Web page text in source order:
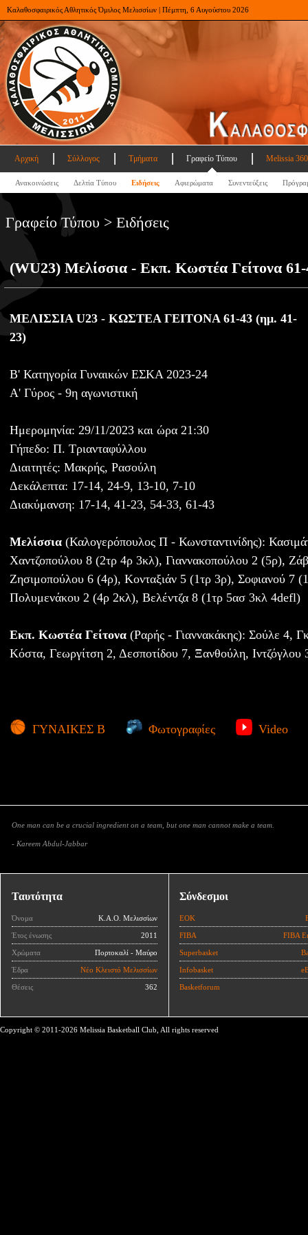
Καλαθοσφαιρικός Αθλητικός Όμιλος Μελισσίων | Πέμπτη, 6 Αυγούστου 2026
Αρχική Σύλλογος Τμήματα Γραφείο Τύπου Melissia
Ανακοινώσεις Δελτία Τύπου Ειδήσεις Αφιερώματα Συνεντεύξεις
Γραφείο Τύπου > Ειδήσεις
(WU23) Μελίσσια - Εκπ. Κωστέα Γείτονα
ΜΕΛΙΣΣΙΑ U23 - ΚΩΣΤΕΑ ΓΕΙΤΟΝΑ 61-43 (ημ. 41-
23)
Β' Κατηγορία Γυναικών ΕΣΚΑ 2023-24
Α' Γύρος - 9η αγωνιστική
Ημερομηνία: 29/11/2023 και ώρα 21:30
Γήπεδο: Π. Τριανταφύλλου
Διαιτητές: Μακρής, Ρασούλη
Δεκάλεπτα: 17-14, 24-9, 13-10, 7-10
Διακύμανση: 17-14, 41-23, 54-33, 61-43
Μελίσσια (Καλογερόπουλος Π - Κωνσταντινίδης):
Χαντζοπούλου 8 (2τρ 4ρ 3κλ), Γιαννακοπούλου 2 (5ρ),
Ζησιμοπούλου 6 (4ρ), Κονταξιάν 5 (1τρ 3ρ), Σοφιανού 7
Πολυμενάκου 2 (4ρ 2κλ), Βελέντζα 8 (1τρ 5ασ 3κλ 4defl)
Εκπ. Κωστέα Γείτονα (Ραρής - Γιαννακάκης): Σούλε 4,
Κόστα, Γεωργίτση 2, Δεσποτίδου 7, Ξανθούλη,
ΓΥΝΑΙΚΕΣ Β Φωτογραφίες Video
One man can be a crucial ingredient on a team, but one man cannot make a team.
- Kareem Abdul-Jabbar
Ταυτότητα
Όνομα Κ.Α.Ο. Μελισσίων
Έτος ένωσης 2011
Χρώματα Πορτοκαλί - Μαύρο
Έδρα Νέο Κλειστό Μελισσίων
Θέσεις 362
Σύνδεσμοι
ΕΟΚ
FIBA FIBA
Superbasket
Infobasket
Basketforum
Copyright © 2011-2026 Melissia Basketball Club, All rights reserved